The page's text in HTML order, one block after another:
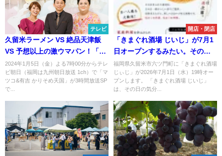
テレビ
久留米ラーメン VS 絶品天津飯
VS 予想以上の激ウマパン！「マ
ツコ&有吉 かりそめ天国」1月5
日3時間SP放送
2024年1月5日（金）よる7時00分からテレ
ビ朝日（福岡は九州朝日放送 1ch）で「マ
ツコ&有吉 かりそめ天国」が3時間放送SP
で...
開店・閉店
「きまぐれ酒場 じいじ」が7月1
日オープンするみたい。その日
の気分で全部決まるメニューが
ない酒場（久留米市）
福岡県久留米市六ツ門町に「きまぐれ酒場
じぃじ」が2026年7月1日（水）19時オー
プンします。 「きまぐれ酒場 じいじ」
は、その日の気分...